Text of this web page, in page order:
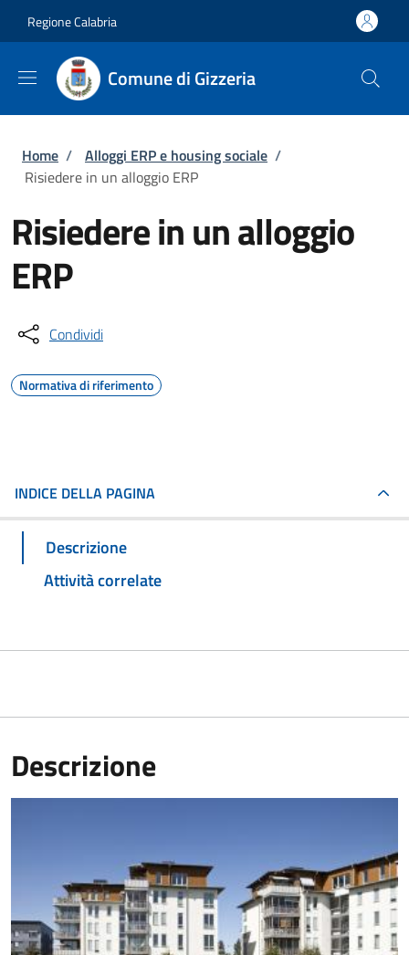
Regione Calabria
Comune di Gizzeria
Briciole di pane
Home / Alloggi ERP e housing sociale /
Risiedere in un alloggio ERP
Risiedere in un alloggio
ERP
Condividi
Normativa di riferimento
INDICE DELLA PAGINA
Descrizione
Attività correlate
Descrizione